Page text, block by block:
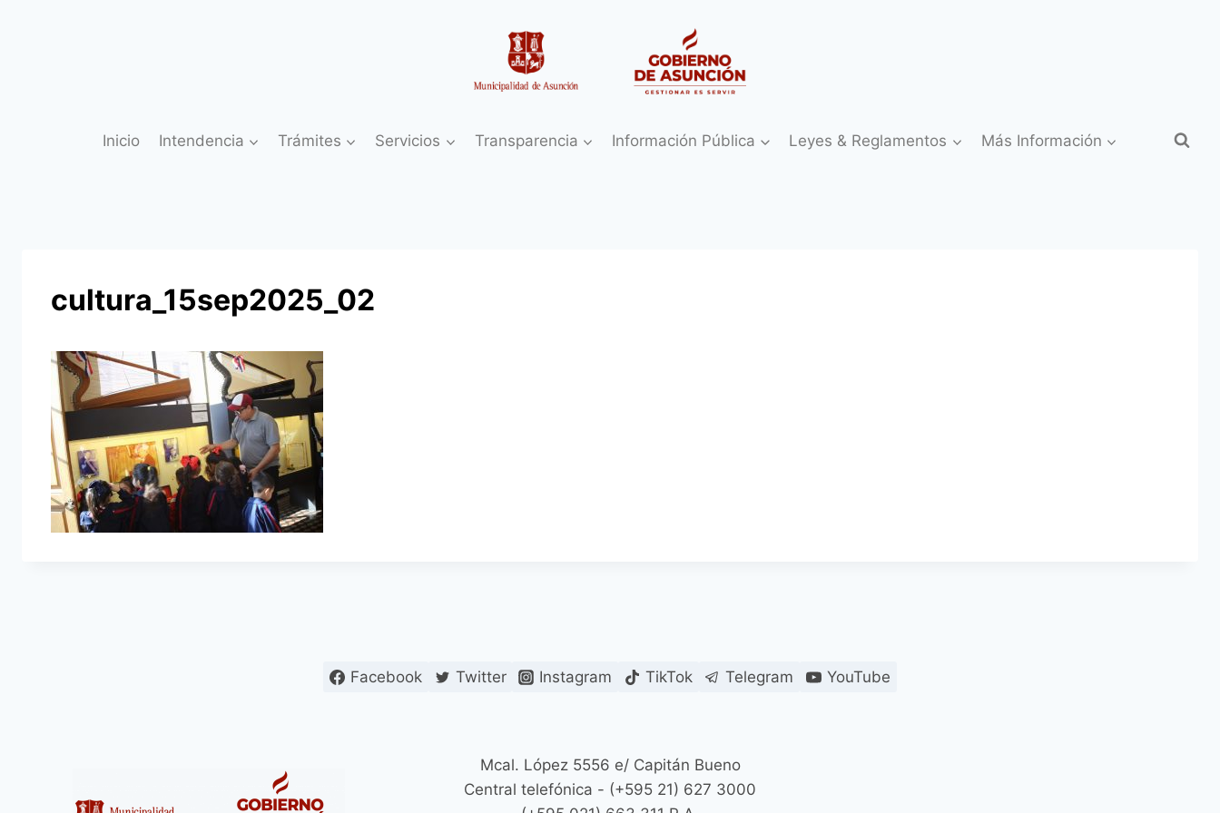
Inicio Intendencia Trámites Servicios Transparencia Información Pública Leyes & Reglamentos Más Información
cultura_15sep2025_02
Facebook Twitter Instagram TikTok Telegram YouTube
Mcal. López 5556 e/ Capitán Bueno
Central telefónica - (+595 21) 627 3000